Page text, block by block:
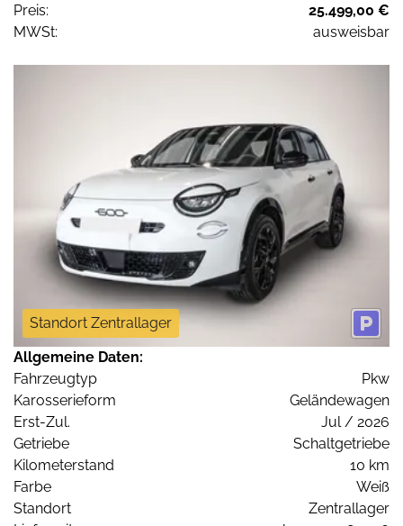
Preis:
25.499,00 €
MWSt:
ausweisbar
Standort Zentrallager
Allgemeine Daten:
Fahrzeugtyp
Pkw
Karosserieform
Geländewagen
Erst-Zul.
Jul / 2026
Getriebe
Schaltgetriebe
Kilometerstand
10 km
Farbe
Weiß
Standort
Zentrallager